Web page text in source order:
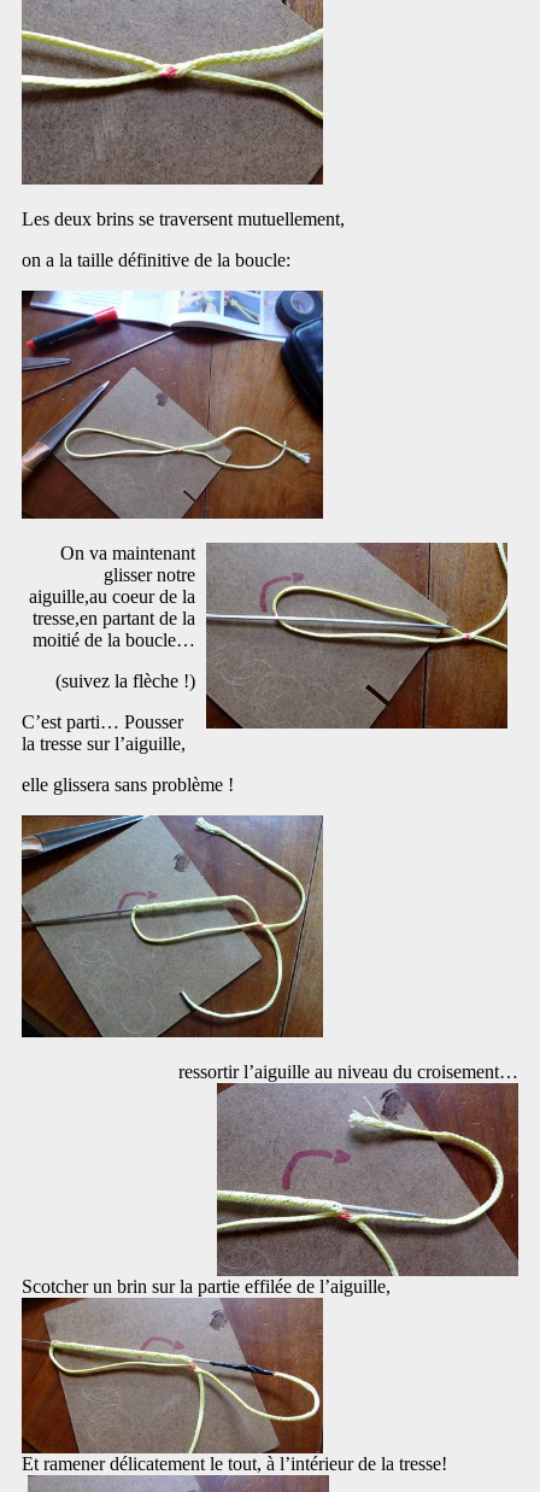
Les deux brins se traversent mutuellement,
on a la taille définitive de la boucle:
On va maintenant
glisser notre
aiguille,au coeur de la
tresse,en partant de la
moitié de la boucle…
(suivez la flèche !)
C’est parti… Pousser
la tresse sur l’aiguille,
elle glissera sans problème !
ressortir l’aiguille au niveau du croisement…
Scotcher un brin sur la partie effilée de l’aiguille,
Et ramener délicatement le tout, à l’intérieur de la tresse!